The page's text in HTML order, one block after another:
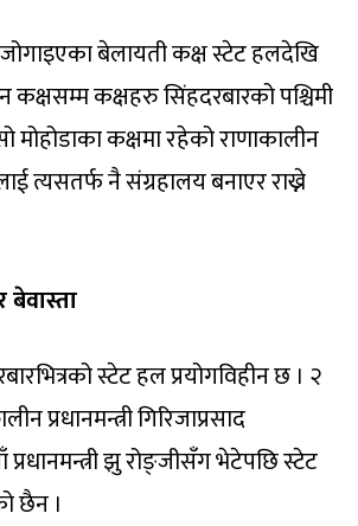
बेलायती कक्ष स्टेट हलदेखि
कक्षहरु सिंहदरबारको पश्चिमी
मोहोडाका कक्षमा रहेको राणाकालीन
त्यसतर्फ नै संग्रहालय बनाएर राख्ने
बेवास्ता
स्टेट हल प्रयोगविहीन छ । २
प्रधानमन्त्री गिरिजाप्रसाद
प्रधानमन्त्री झु रोङ्जीसँग भेटेपछि स्टेट
छैन ।